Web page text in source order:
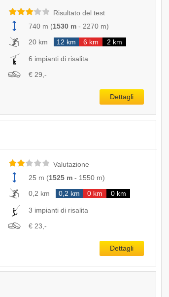
Risultato del test
740 m (1530 m - 2270 m)
20 km
12 km 6 km 2 km
6 impianti di risalita
€ 29,-
Dettagli
Valutazione
25 m (1525 m - 1550 m)
0,2 km
0,2 km 0 km 0 km
3 impianti di risalita
€ 23,-
Dettagli